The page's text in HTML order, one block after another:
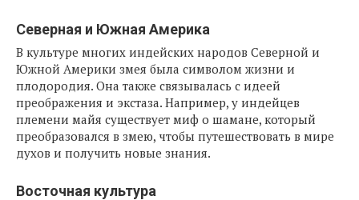
Северная и Южная Америка
В культуре многих индейских народов Северной и
Южной Америки змея была символом жизни и
плодородия. Она также связывалась с идеей
преображения и экстаза. Например, у индейцев
племени майя существует миф о шамане, который
преобразовался в змею, чтобы путешествовать в мире
духов и получить новые знания.
Восточная культура